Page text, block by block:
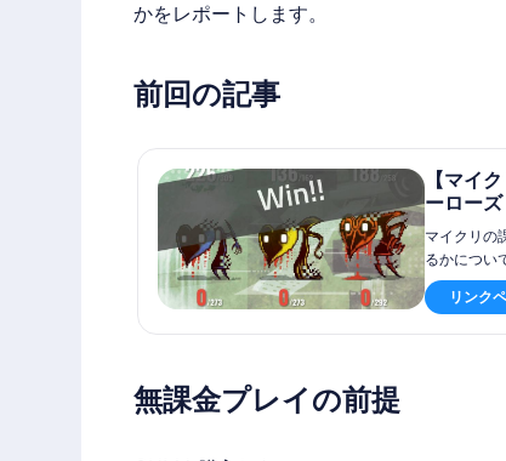
かをレポートします。
前回の記事
【マイ
ーロー
マイクリの
るかについ
リンク
無課金プレイの前提